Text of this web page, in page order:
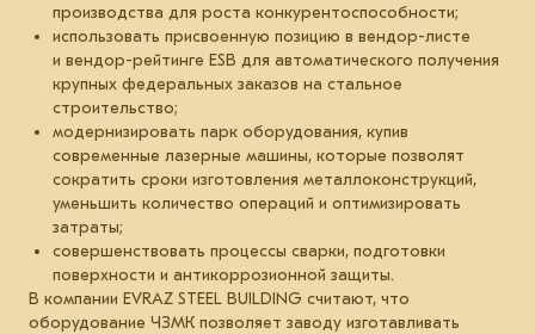
производства для роста конкурентоспособности;
использовать присвоенную позицию в вендор-листе
и вендор-рейтинге ESB для автоматического получения
крупных федеральных заказов на стальное
строительство;
модернизировать парк оборудования, купив
современные лазерные машины, которые позволят
сократить сроки изготовления металлоконструкций,
уменьшить количество операций и оптимизировать
затраты;
совершенствовать процессы сварки, подготовки
поверхности и антикоррозионной защиты.
В компании EVRAZ STEEL BUILDING считают, что
оборудование ЧЗМК позволяет заводу изготавливать